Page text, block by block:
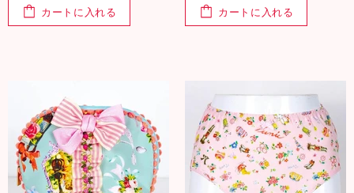
カートに入れる カートに入れる